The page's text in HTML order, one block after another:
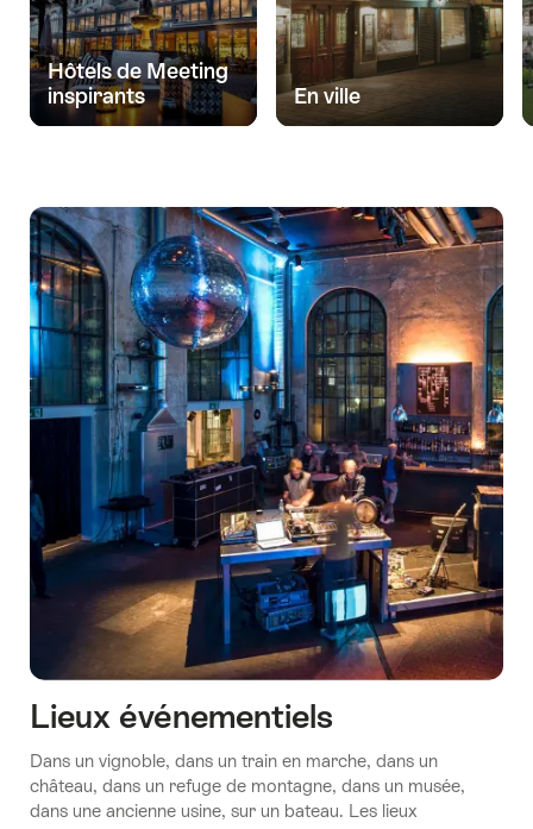
Hôtels de Meeting
inspirants
En ville
Lieux événementiels
Dans un vignoble, dans un train en marche, dans un
château, dans un refuge de montagne, dans un musée,
dans une ancienne usine, sur un bateau. Les lieux